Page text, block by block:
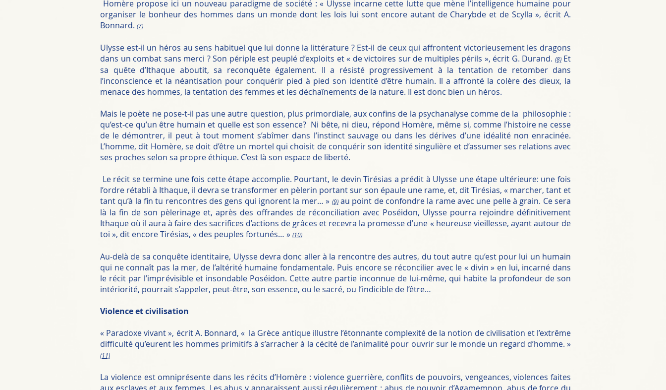
Homère propose ici un nouveau paradigme de société : « Ulysse incarne cette lutte que mène l’intelligence humaine pour
organiser le bonheur des hommes dans un monde dont les lois lui sont encore autant de Charybde et de Scylla », écrit A.
Bonnard. (7)
Ulysse est-il un héros au sens habituel que lui donne la littérature ? Est-il de ceux qui affrontent victorieusement les dragons
dans un combat sans merci ? Son périple est peuplé d’exploits et « de victoires sur de multiples périls », écrit G. Durand. (8)Et
sa quête d’Ithaque aboutit, sa reconquête également. Il a résisté progressivement à la tentation de retomber dans
l’inconscience et la néantisation pour conquérir pied à pied son identité d’être humain. Il a affronté la colère des dieux, la
menace des hommes, la tentation des femmes et les déchaînements de la nature. Il est donc bien un héros.
Mais le poète ne pose-t-il pas une autre question, plus primordiale, aux confins de la psychanalyse comme de la philosophie :
qu’est-ce qu’un être humain et quelle est son essence? Ni bête, ni dieu, répond Homère, même si, comme l’histoire ne cesse
de le démontrer, il peut à tout moment s’abîmer dans l’instinct sauvage ou dans les dérives d’une idéalité non enracinée.
L’homme, dit Homère, se doit d’être un mortel qui choisit de conquérir son identité singulière et d’assumer ses relations avec
ses proches selon sa propre éthique. C’est là son espace de liberté.
Le récit se termine une fois cette étape accomplie. Pourtant, le devin Tirésias a prédit à Ulysse une étape ultérieure: une fois
l’ordre rétabli à Ithaque, il devra se transformer en pèlerin portant sur son épaule une rame, et, dit Tirésias, « marcher, tant et
tant qu’à la fin tu rencontres des gens qui ignorent la mer… » (9)au point de confondre la rame avec une pelle à grain. Ce sera
là la fin de son pèlerinage et, après des offrandes de réconciliation avec Poséidon, Ulysse pourra rejoindre définitivement
Ithaque où il aura à faire des sacrifices d’actions de grâces et recevra la promesse d’une « heureuse vieillesse, ayant autour de
toi », dit encore Tirésias, « des peuples fortunés… » (10)
Au-delà de sa conquête identitaire, Ulysse devra donc aller à la rencontre des autres, du tout autre qu’est pour lui un humain
qui ne connaît pas la mer, de l’altérité humaine fondamentale. Puis encore se réconcilier avec le « divin » en lui, incarné dans
le récit par l’imprévisible et insondable Poséidon. Cette autre partie inconnue de lui-même, qui habite la profondeur de son
intériorité, pourrait s’appeler, peut-être, son essence, ou le sacré, ou l’indicible de l’être…
Violence et civilisation
« Paradoxe vivant », écrit A. Bonnard, « la Grèce antique illustre l’étonnante complexité de la notion de civilisation et l’extrême
difficulté qu’eurent les hommes primitifs à s’arracher à la cécité de l’animalité pour ouvrir sur le monde un regard d’homme. »
(11)
La violence est omniprésente dans les récits d’Homère : violence guerrière, conflits de pouvoirs, vengeances, violences faites